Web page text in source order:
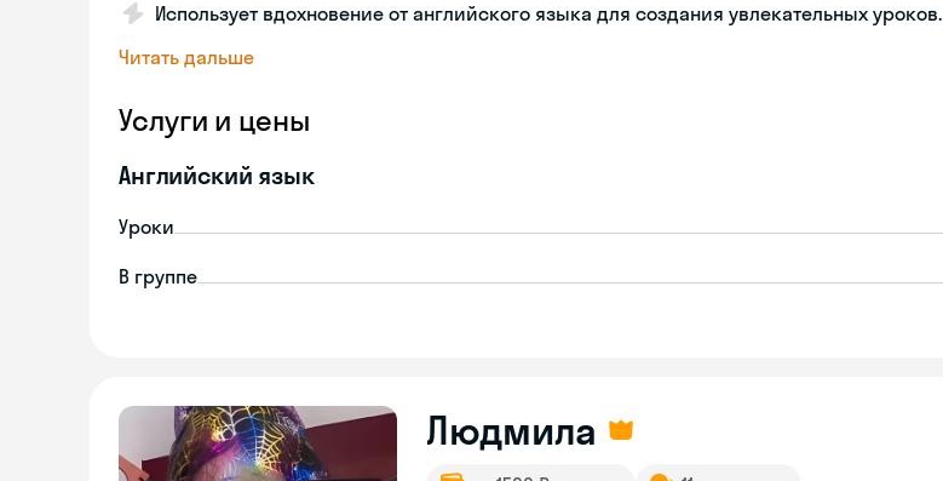
Использует вдохновение от английского языка для создания увлекательных уроков.
Читать дальше
Услуги и цены
Английский язык
Уроки
В группе
Людмила